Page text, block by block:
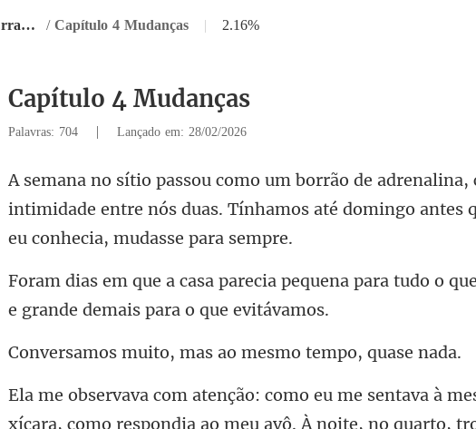
Vidas Trocadas: A Esposa Errada do CEO / Capítulo 4 Mudanças | 2.16%
Capítulo 4 Mudanças
Palavras: 704 | Lançado em: 28/02/2026
intimidade entre nós duas. Tínhamos até domi
na para tudo o
o, mas ao mesmo
xícara, como respondia ao meu avô. À noite, no quarto,